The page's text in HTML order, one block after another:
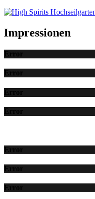
Impressionen
Error
Error
Error
Error
Error
Error
Error